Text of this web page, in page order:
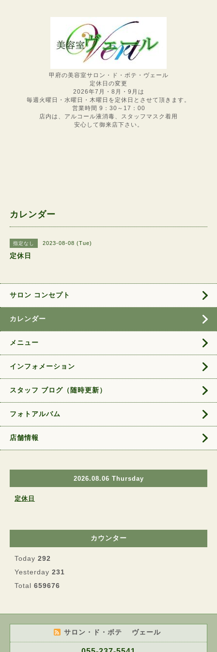
甲府の美容室サロン・ド・ボテ・ヴェール
定休日の変更
2026年7月・8月・9月は
毎週火曜日・水曜日・木曜日を定休日とさせて頂きます。
営業時間 9：30～17：00
店内は、アルコール液消毒、スタッフマスク着用
安心して御来店下さい。
カレンダー
指定なし 2023-08-08 (Tue)
定休日
サロン コンセプト
カレンダー
メニュー
インフォメーション
スタッフ ブログ（随時更新）
フォトアルバム
店舗情報
2026.08.06 Thursday
定休日
カウンター
Today 292
Yesterday 231
Total 659676
サロン・ド・ボテ ヴェール